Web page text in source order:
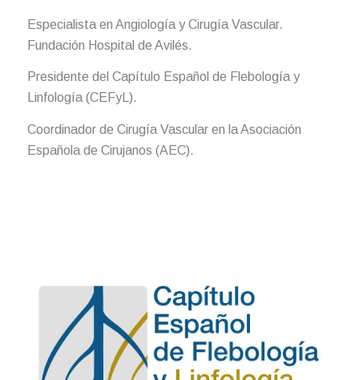
Especialista en Angiología y Cirugía Vascular.
Fundación Hospital de Avilés.
Presidente del Capítulo Español de Flebología y
Linfología (CEFyL).
Coordinador de Cirugía Vascular en la Asociación
Española de Cirujanos (AEC).